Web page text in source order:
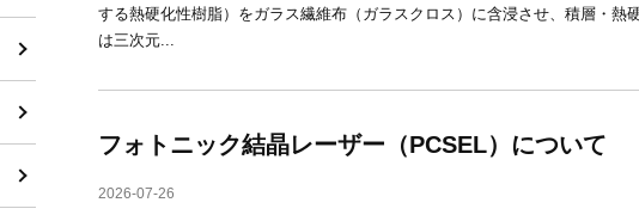
する熱硬化性樹脂）をガラス繊維布（ガラスクロス）に含浸させ、積層・熱
は三次元...
フォトニック結晶レーザー（PCSEL）について
2026-07-26